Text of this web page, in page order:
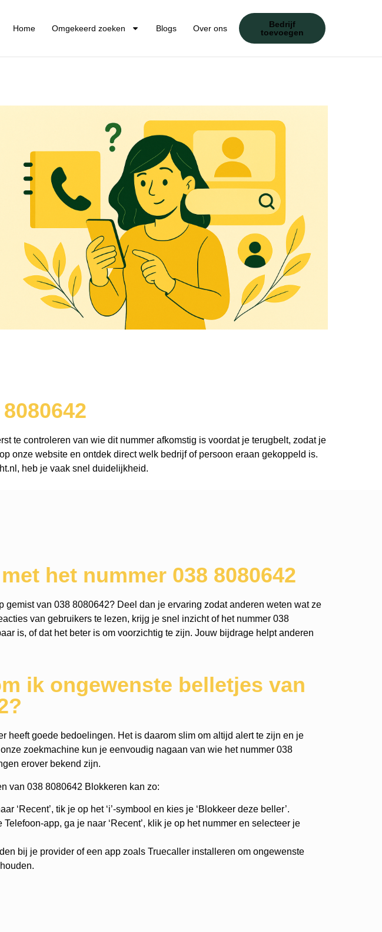
Home Omgekeerd zoeken Blogs Over ons
Bedrijf
toevoegen
te controleren van wie dit nummer afkomstig is voordat je terugbelt, zodat je
onze website en ontdek direct welk bedrijf of persoon eraan gekoppeld is.
heb je vaak snel duidelijkheid.
het nummer 038 8080642
gemist van 038 8080642? Deel dan je ervaring zodat anderen weten wat ze
van gebruikers te lezen, krijg je snel inzicht of het nummer 038
is, of dat het beter is om voorzichtig te zijn. Jouw bijdrage helpt anderen
ik ongewenste belletjes van
heeft goede bedoelingen. Het is daarom slim om altijd alert te zijn en je
zoekmachine kun je eenvoudig nagaan van wie het nummer 038
erover bekend zijn.
van 038 8080642 Blokkeren kan zo:
‘Recent’, tik je op het ‘i’-symbool en kies je ‘Blokkeer deze beller’.
app, ga je naar ‘Recent’, klik je op het nummer en selecteer je
bij je provider of een app zoals Truecaller installeren om ongewenste